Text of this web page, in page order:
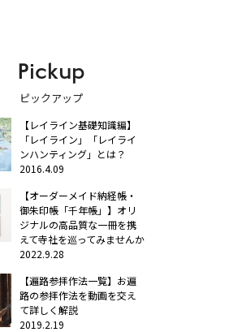
Pickup
ピックアップ
【レイライン基礎知識編】
「レイライン」「レイライ
ンハンティング」とは？
2016.4.09
【オーダーメイド納経帳・
御朱印帳「千年帳」】オリ
ジナルの高品質な一冊を携
えて寺社を巡ってみませんか
2022.9.28
【遍路参拝作法一覧】お遍
路の参拝作法を動画を交え
て詳しく解説
2019.2.19